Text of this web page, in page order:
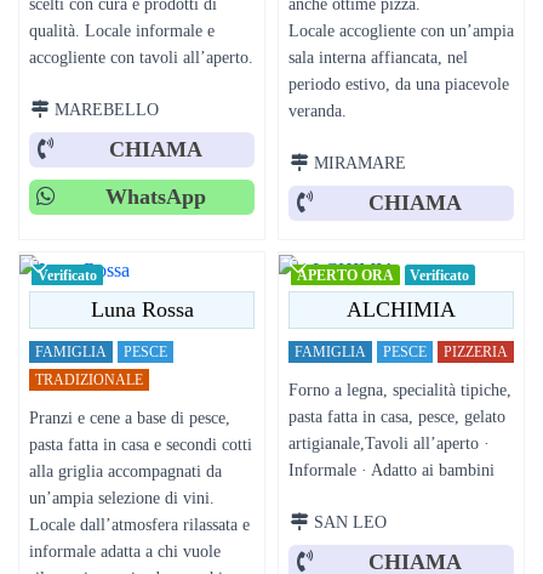
qualità. Locale informale e
accogliente con tavoli all’aperto.
MAREBELLO
CHIAMA
WhatsApp
Locale accogliente con un’ampia
sala interna affiancata, nel
periodo estivo, da una piacevole
veranda.
MIRAMARE
CHIAMA
Verificato
Luna Rossa
FAMIGLIA
PESCE
TRADIZIONALE
Pranzi e cene a base di pesce,
pasta fatta in casa e secondi cotti
alla griglia accompagnati da
un’ampia selezione di vini.
Locale dall’atmosfera rilassata e
informale adatta a chi vuole
APERTO ORA Verificato
ALCHIMIA
FAMIGLIA PESCE PIZZERIA
Forno a legna, specialità tipiche,
pasta fatta in casa, pesce, gelato
artigianale,Tavoli all’aperto ·
Informale · Adatto ai bambini
SAN LEO
CHIAMA